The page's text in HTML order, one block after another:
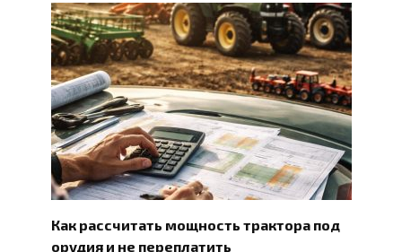
Как рассчитать мощность трактора под
орудия и не переплатить